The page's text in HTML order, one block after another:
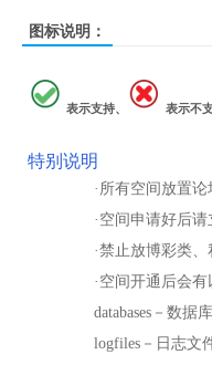
图标说明：
表示支持、 表示不支
特别说明
·所有空间放置论
·空间申请好后
·禁止放博彩类
·空间开通后会有
databases－数
logfiles－日志文